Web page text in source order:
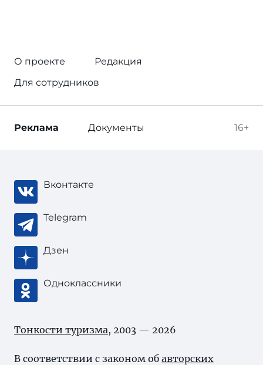
О проекте
Редакция
Для сотрудников
16+
Реклама Документы
Вконтакте
Telegram
Дзен
Одноклассники
Тонкости туризма, 2003 — 2026
В соответствии с законом об авторских